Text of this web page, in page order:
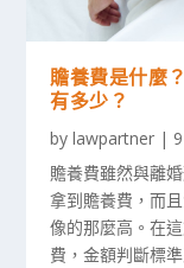
贍養費是什麼
有多少？
bylawpartner |
贍養費雖然與離
拿到贍養費，而
像的那麼高。在
費，金額判斷標